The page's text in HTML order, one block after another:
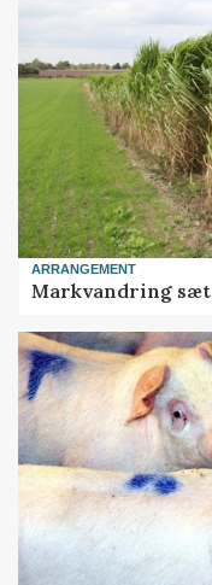
ARRANGEMENT
Markvandring